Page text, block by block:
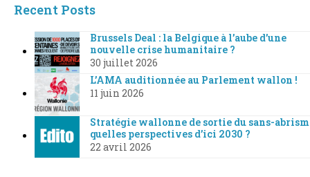
Recent Posts
Brussels Deal : la Belgique à l’aube d’une
nouvelle crise humanitaire ?
30 juillet 2026
L’AMA auditionnée au Parlement wallon !
11 juin 2026
Stratégie wallonne de sortie du sans-
quelles perspectives d’ici 2030 ?
22 avril 2026